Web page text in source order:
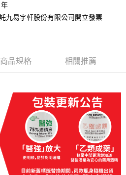
點擊此簡訊中的連結，可透過四大超商／
付款，方視為交易完成。
立刻繳費，但若您需要取消訂單，請聯絡
款等相關疑問，請聯繫「AFTEE先享後付
提供之「AFTEE先享後付」服務完成之交
個人資料，並將交易相關給付款項請求債
覽以下網址：
定代理人或監護人之同意方可使用
申辦者引起之損失，本公司不負相關責
將依據個別帳號之用戶狀況，依本公司即
九易宇軒股份有限公司開立發票
商品規格 相關推薦